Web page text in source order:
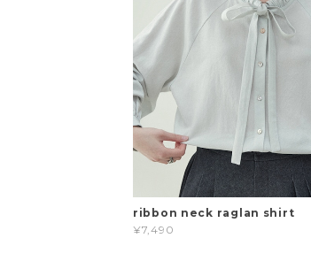
ribbon neck raglan shirt
¥7,490